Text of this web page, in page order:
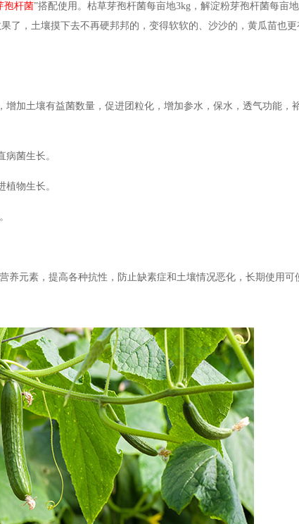
孢杆菌”搭配使用。枯草芽孢杆菌每亩地3kg，解淀粉芽孢杆菌每亩
了，土壤摸下去不再硬邦邦的，变得软软的、沙沙的，黄瓜苗也
加土壤有益菌数量，促进团粒化，增加参水，保水，透气功能，
菌生长。
物生长。
养元素，提高各种抗性，防止缺素症和土壤情况恶化，长期使用可